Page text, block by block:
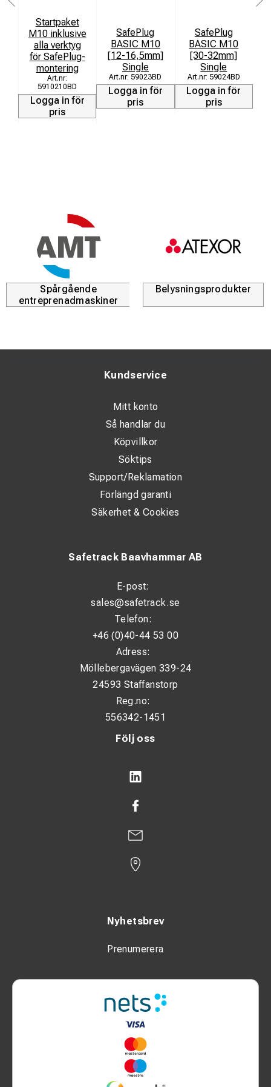
Startpaket
M10 inklusive
alla verktyg
för SafePlug-
montering
5910210BD
Logga in för
pris
SafePlug
BASIC M10
[12-16,5mm]
Single
59023BD
Logga in för
pris
SafePlug
BASIC M10
[30-32mm]
Single
59024BD
Logga in för
pris
Spårgående
entreprenadmaskiner
Belysningsprodukter
Följ oss
Nyhetsbrev
Prenumerera
Safetrack Baavhammar AB
E-post:
sales@safetrack.se
Telefon:
+46 (0)40-44 53 00
Adress:
Möllebergavägen 339-24
24593 Staffanstorp
Reg.no:
556342-1451
Kundservice
Mitt konto
Så handlar du
Köpvillkor
Söktips
Support/Reklamation
Förlängd garanti
Säkerhet & Cookies